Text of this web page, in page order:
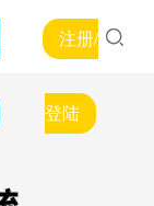
注册/
登陆